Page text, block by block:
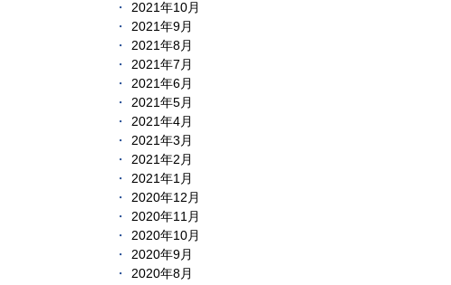
2021年10月
2021年9月
2021年8月
2021年7月
2021年6月
2021年5月
2021年4月
2021年3月
2021年2月
2021年1月
2020年12月
2020年11月
2020年10月
2020年9月
2020年8月